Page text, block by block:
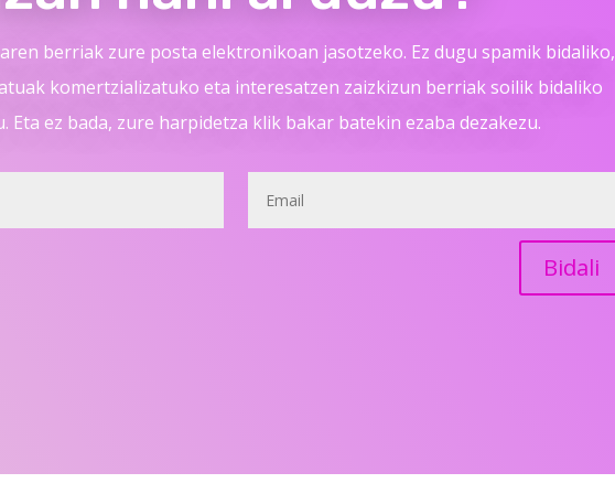
berriak zure posta elektronikoan jasotzeko. Ez dugu spamik bidaliko,
komertzializatuko eta interesatzen zaizkizun berriak soilik bidaliko
Eta ez bada, zure harpidetza klik bakar batekin ezaba dezakezu.
Bidali